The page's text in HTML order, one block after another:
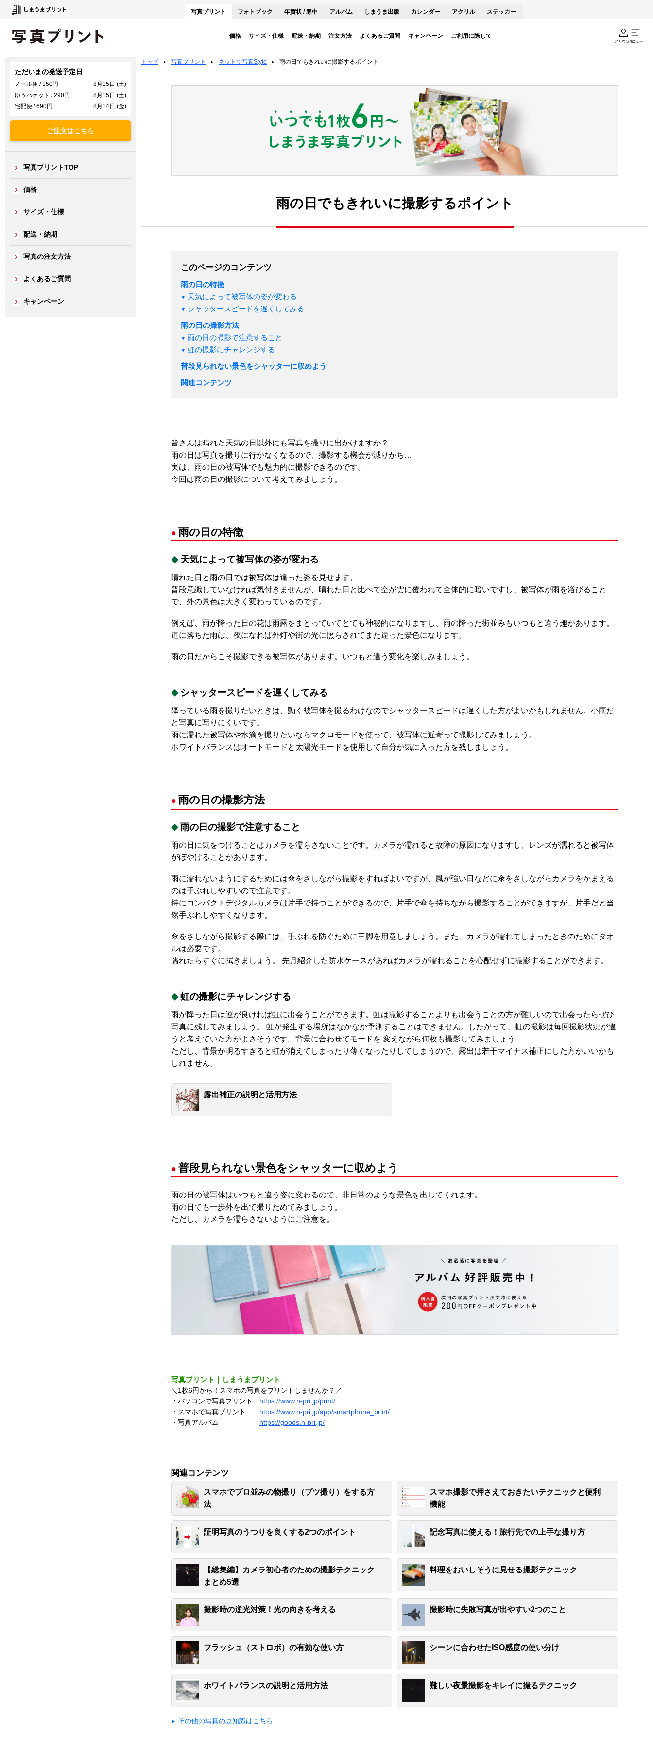
写真プリント フォトブック 年賀状 / 寒中 アルバム しまうま出版 カレンダー アクリル ステッカー
価格 サイズ・仕様 配送・納期 注文方法 よくあるご質問 キャンペーン ご利用に際して
アカウントメニュー
ただいまの発送予定日
メール便 / 150円
8月15日 (土)
ゆうパケット / 290円
8月15日 (土)
宅配便 / 690円
8月14日 (金)
ご注文はこちら
写真プリントTOP
価格
サイズ・仕様
配送・納期
写真の注文方法
よくあるご質問
キャンペーン
トップ 写真プリント ネットで写真Style 雨の日でもきれいに撮影するポイント
雨の日でもきれいに撮影するポイント
このページのコンテンツ
雨の日の特徴
天気によって被写体の姿が変わる
シャッタースピードを遅くしてみる
雨の日の撮影方法
雨の日の撮影で注意すること
虹の撮影にチャレンジする
普段見られない景色をシャッターに収めよう
関連コンテンツ
皆さんは晴れた天気の日以外にも写真を撮りに出かけますか？
雨の日は写真を撮りに行かなくなるので、撮影する機会が減りがち…
実は、雨の日の被写体でも魅力的に撮影できるのです。
今回は雨の日の撮影について考えてみましょう。
雨の日の特徴
天気によって被写体の姿が変わる
晴れた日と雨の日では被写体は違った姿を見せます。
普段意識していなければ気付きませんが、晴れた日と比べて空が雲に覆われて全体的に暗いですし、被写体が雨を浴びること
で、外の景色は大きく変わっているのです。
例えば、雨が降った日の花は雨露をまとっていてとても神秘的になりますし、雨の降った街並みもいつもと違う趣があります。
道に落ちた雨は、夜になれば外灯や街の光に照らされてまた違った景色になります。
雨の日だからこそ撮影できる被写体があります。いつもと違う変化を楽しみましょう。
シャッタースピードを遅くしてみる
降っている雨を撮りたいときは、動く被写体を撮るわけなのでシャッタースピードは遅くした方がよいかもしれません。小雨だ
と写真に写りにくいです。
雨に濡れた被写体や水滴を撮りたいならマクロモードを使って、被写体に近寄って撮影してみましょう。
ホワイトバランスはオートモードと太陽光モードを使用して自分が気に入った方を残しましょう。
雨の日の撮影方法
雨の日の撮影で注意すること
雨の日に気をつけることはカメラを濡らさないことです。カメラが濡れると故障の原因になりますし、レンズが濡れると被写体
がぼやけることがあります。
雨に濡れないようにするためには傘をさしながら撮影をすればよいですが、風が強い日などに傘をさしながらカメラをかまえる
のは手ぶれしやすいので注意です。
特にコンパクトデジタルカメラは片手で持つことができるので、片手で傘を持ちながら撮影することができますが、片手だと当
然手ぶれしやすくなります。
傘をさしながら撮影する際には、手ぶれを防ぐために三脚を用意しましょう。また、カメラが濡れてしまったときのためにタオ
ルは必要です。
濡れたらすぐに拭きましょう。 先月紹介した防水ケースがあればカメラが濡れることを心配せずに撮影することができます。
虹の撮影にチャレンジする
雨が降った日は運が良ければ虹に出会うことができます。虹は撮影することよりも出会うことの方が難しいので出会ったらぜひ
写真に残してみましょう。 虹が発生する場所はなかなか予測することはできません。したがって、虹の撮影は毎回撮影状況が違
うと考えていた方がよさそうです。背景に合わせてモードを 変えながら何枚も撮影してみましょう。
ただし、背景が明るすぎると虹が消えてしまったり薄くなったりしてしまうので、露出は若干マイナス補正にした方がいいかも
しれません。
露出補正の説明と活用方法
普段見られない景色をシャッターに収めよう
雨の日の被写体はいつもと違う姿に変わるので、非日常のような景色を出してくれます。
雨の日でも一歩外を出て撮りためてみましょう。
ただし、カメラを濡らさないようにご注意を。
写真プリント｜しまうまプリント
＼1枚6円から！スマホの写真をプリントしませんか？／
・パソコンで写真プリント https://www.n-pri.jp/print/
・スマホで写真プリント https://www.n-pri.jp/app/smartphone_print/
・写真アルバム https://goods.n-pri.jp/
関連コンテンツ
スマホでプロ並みの物撮り（ブツ撮り）をする方
法
スマホ撮影で押さえておきたいテクニックと便利
機能
証明写真のうつりを良くする2つのポイント 記念写真に使える！旅行先での上手な撮り方
【総集編】カメラ初心者のための撮影テクニック
まとめ5選
料理をおいしそうに見せる撮影テクニック
撮影時の逆光対策！光の向きを考える 撮影時に失敗写真が出やすい2つのこと
フラッシュ（ストロボ）の有効な使い方 シーンに合わせたISO感度の使い分け
ホワイトバランスの説明と活用方法 難しい夜景撮影をキレイに撮るテクニック
その他の写真の豆知識はこちら